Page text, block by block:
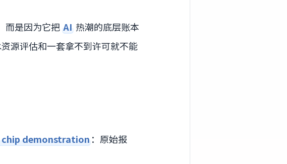
而是因为它把 AI 热潮的底层账本
源评估和一套拿不到许可就不能
demonstration ：原始报